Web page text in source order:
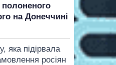
полоненого
на Донеччині
яка підірвала
росіян